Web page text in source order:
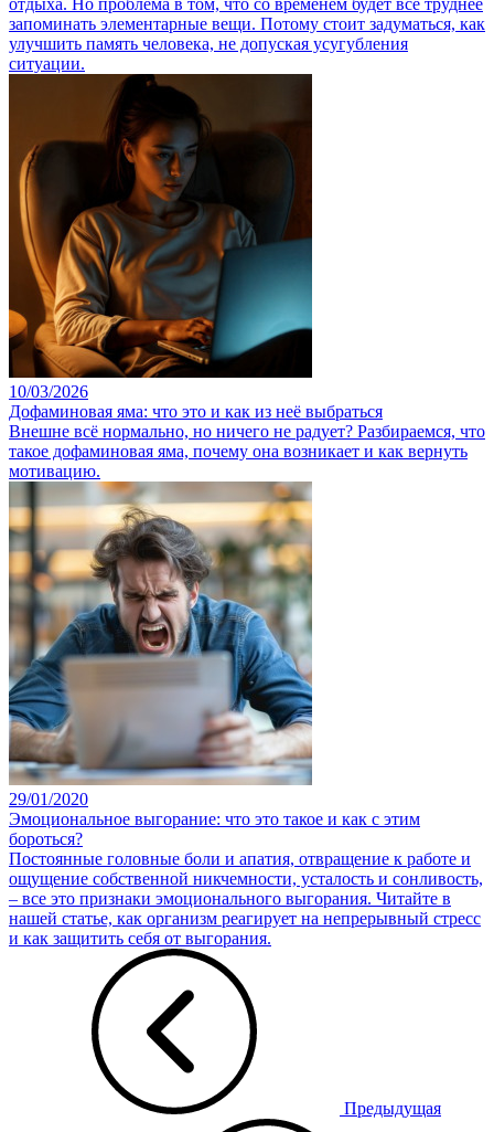
отдыха. Но проблема в том, что со временем будет все труднее
запоминать элементарные вещи. Потому стоит задуматься, как
улучшить память человека, не допуская усугубления
ситуации.
10/03/2026
Дофаминовая яма: что это и как из неё выбраться
Внешне всё нормально, но ничего не радует? Разбираемся, что
такое дофаминовая яма, почему она возникает и как вернуть
мотивацию.
29/01/2020
Эмоциональное выгорание: что это такое и как с этим
бороться?
Постоянные головные боли и апатия, отвращение к работе и
ощущение собственной никчемности, усталость и сонливость,
– все это признаки эмоционального выгорания. Читайте в
нашей статье, как организм реагирует на непрерывный стресс
и как защитить себя от выгорания.
Предыдущая